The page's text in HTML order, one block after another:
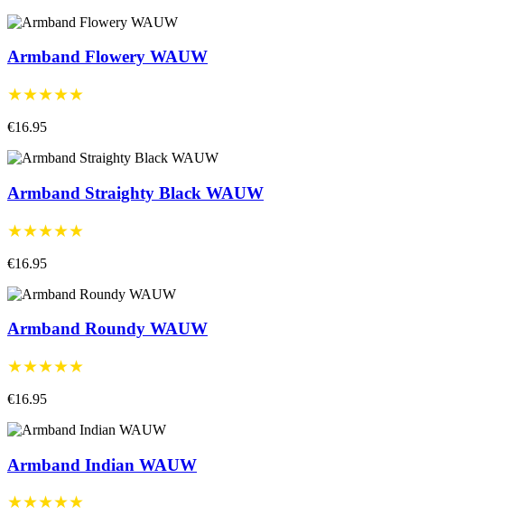
Armband Flowery WAUW
★★★★★
€16.95
Armband Straighty Black WAUW
★★★★★
€16.95
Armband Roundy WAUW
★★★★★
€16.95
Armband Indian WAUW
★★★★★